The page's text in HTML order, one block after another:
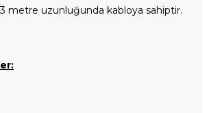
metre uzunluğunda kabloya sahiptir.